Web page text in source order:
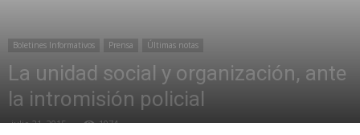
Boletines Informativos Prensa Últimas notas
La unidad social y organización, ante
la intromisión policial
julio 21, 2015 1074